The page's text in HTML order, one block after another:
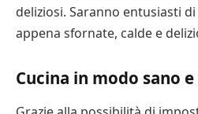
deliziosi. Saranno entusiasti
appena sfornate, calde e
Cucina in modo sano